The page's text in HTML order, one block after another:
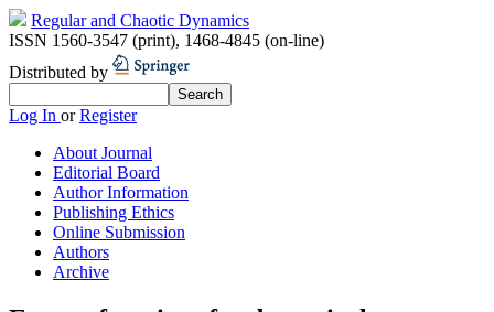
Regular and Chaotic Dynamics
ISSN 1560-3547 (print), 1468-4845 (on-line)
Distributed by
Log In orRegister
About Journal
Editorial Board
Author Information
Publishing Ethics
Online Submission
Authors
Archive